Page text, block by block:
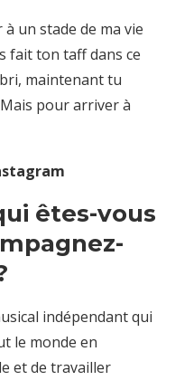
un stade de ma vie
fait ton taff dans ce
maintenant tu
pour arriver à
êtes-vous
indépendant qui
le monde en
et de travailler